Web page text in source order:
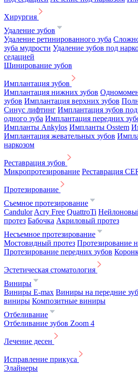
Хирургия
Удаление зубов
Удаление ретинированного зуба
зуба мудрости Удаление зубов под
седацией
Шинирование зубов
Имплантация зубов
Имплантация нижних зубов
зубов Имплантация верхних зубов
Синус лифтинг Имплантация зубов
одного зуба Имплантация передних
Импланты Ankylos Импланты Osstem
Имплантация жевательных зубов
наркозом
Реставрация зубов
Микропротезирование Реставрация
Протезирование
Съемное протезирование
Candulor Acry Free QuattroTi
протез Бабочка Акриловый протез
Несъемное протезирование
Мостовидный протез Протезирование
Протезирование передних зубов
Эстетическая стоматология
Виниры
Виниры E-max Виниры на передние
виниры Композитные виниры
Отбеливание
Отбеливание зубов Zoom 4
Лечение десен
Исправление прикуса
Элайнеры